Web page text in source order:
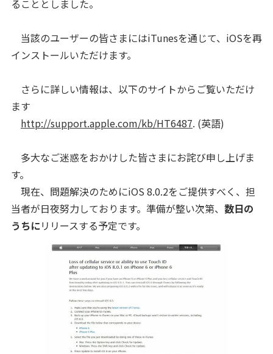
ることとしました。
当該のユーザーの皆さまにはiTunesを通じて、iOSを再
インストールいただけます。
さらに詳しい情報は、以下のサイトからご覧いただけ
ます
http://support.apple.com/kb/HT6487. (英語)
多大なご迷惑をおかけした皆さまにお詫び申し上げま
す。
現在、問題解決のためにiOS 8.0.2をご提供すべく、担
当者が日夜努力しております。準備が整い次第、 数日の
うちにリリースする予定です。